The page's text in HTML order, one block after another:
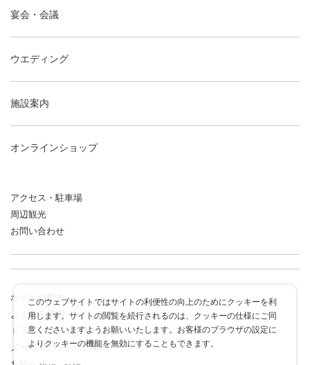
このウェブサイトではサイトの利便性の向上のためにクッキーを利
用します。サイトの閲覧を続行されるのは、クッキーの仕様にご同
意くださいますようお願いいたします。お客様のブラウザの設定に
よりクッキーの機能を無効にすることもできます。
宴会・会議
ウエディング
施設案内
オンラインショップ
アクセス・駐車場
周辺観光
お問い合わせ
ホテルの歴史
よくある質問
ドラゴンポイントカード
メールマガジンのご案内